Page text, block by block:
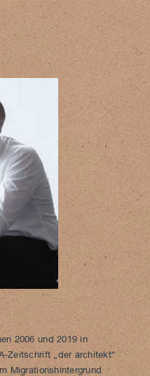
2006 und 2019 in
Zeitschrift „der architekt“
Migrationshintergrund